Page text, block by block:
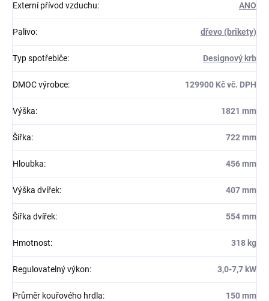
Externí přívod vzduchu: ANO
Palivo: dřevo (brikety)
Typ spotřebiče: Designový krb
DMOC výrobce: 129900 Kč vč. DPH
Výška: 1821 mm
Šířka: 722 mm
Hloubka: 456 mm
Výška dvířek: 407 mm
Šířka dvířek: 554 mm
Hmotnost: 318 kg
Regulovatelný výkon: 3,0-7,7 kW
Průměr kouřového hrdla: 150 mm